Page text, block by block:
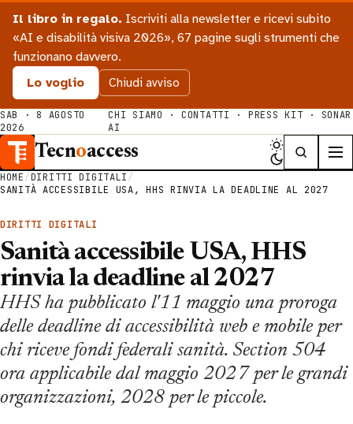
Il libro in regalo. Iscriviti alla newsletter e ricevi subito
«AI e disabilità visiva 2026», 67 pagine sugli strumenti che
funzionano davvero.
Lo voglio
Chiudi avviso
SAB · 8 AGOSTO
2026
CHI SIAMO · CONTATTI · PRESS KIT · SONAR
AI
Tecnoaccess
HOME/DIRITTI DIGITALI/
SANITÀ ACCESSIBILE USA, HHS RINVIA LA DEADLINE AL 2027
DIRITTI DIGITALI
Sanità accessibile USA, HHS
rinvia la deadline al 2027
HHS ha pubblicato l'11 maggio una proroga
delle deadline di accessibilità web e mobile per
chi riceve fondi federali sanità. Section 504
ora applicabile dal maggio 2027 per le grandi
organizzazioni, 2028 per le piccole.